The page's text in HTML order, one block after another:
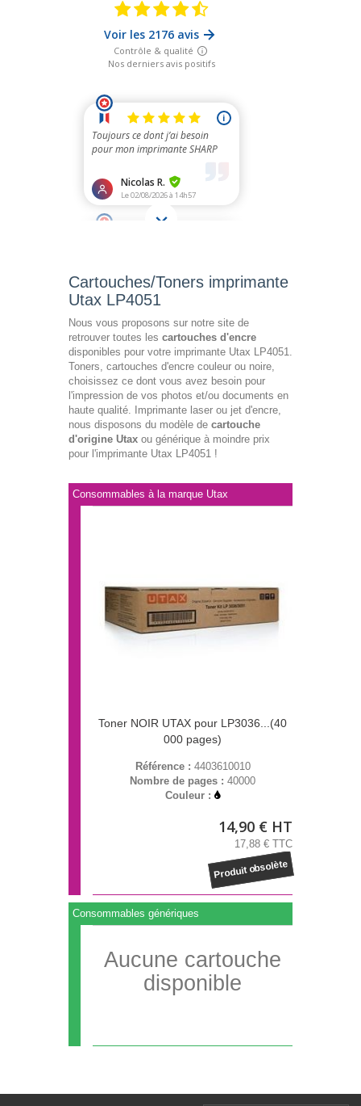
Cartouches/Toners imprimante
Utax LP4051
Nous vous proposons sur notre site de
retrouver toutes les cartouches d'encre
disponibles pour votre imprimante Utax LP4051.
Toners, cartouches d'encre couleur ou noire,
choisissez ce dont vous avez besoin pour
l'impression de vos photos et/ou documents en
haute qualité. Imprimante laser ou jet d'encre,
nous disposons du modèle de cartouche
d'origine Utax ou générique à moindre prix
pour l'imprimante Utax LP4051 !
Consommables à la marque Utax
Toner NOIR UTAX pour LP3036...(40
000 pages)
Référence : 4403610010
Nombre de pages : 40000
Couleur :
14,90 € HT
17,88 € TTC
Produit obsolète
Consommables génériques
Aucune cartouche
disponible